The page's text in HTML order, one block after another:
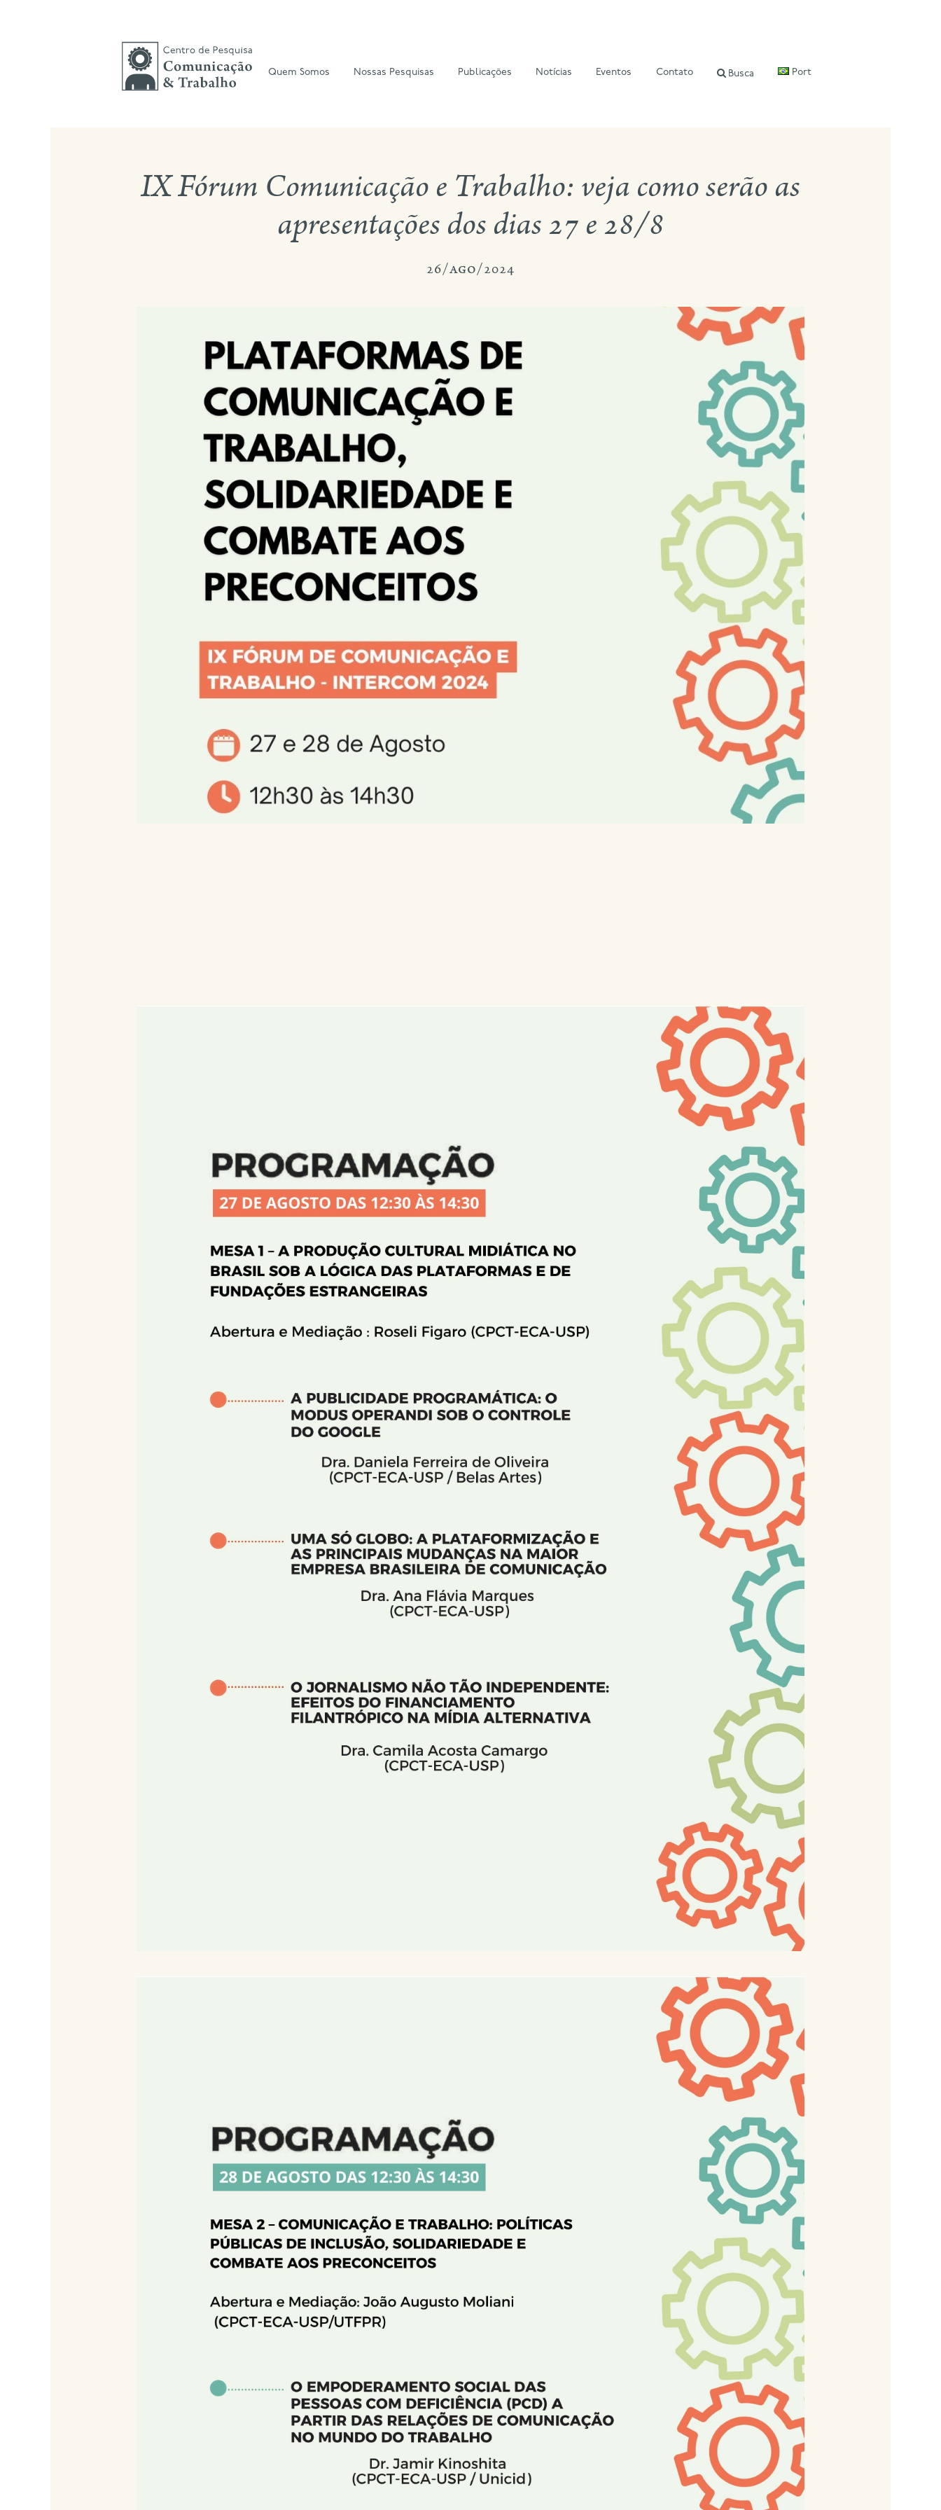
Quem Somos Nossas Pesquisas Publicações Notícias Eventos Contato Busca Port
IX Fórum Comunicação e Trabalho: veja como serão as
apresentações dos dias 27 e 28/8
26/ago/2024